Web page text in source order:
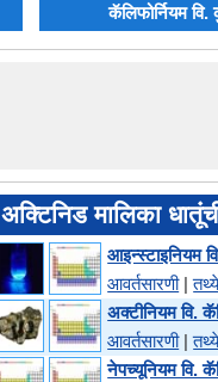
कॅलिफोर्नियम
अक्टिनिड मालिका
आइन्स्टाइनियम
आवर्तसारणी|
अक्‍टीनियम वि.
आवर्तसारणी|
नेपच्यूनियम वि.